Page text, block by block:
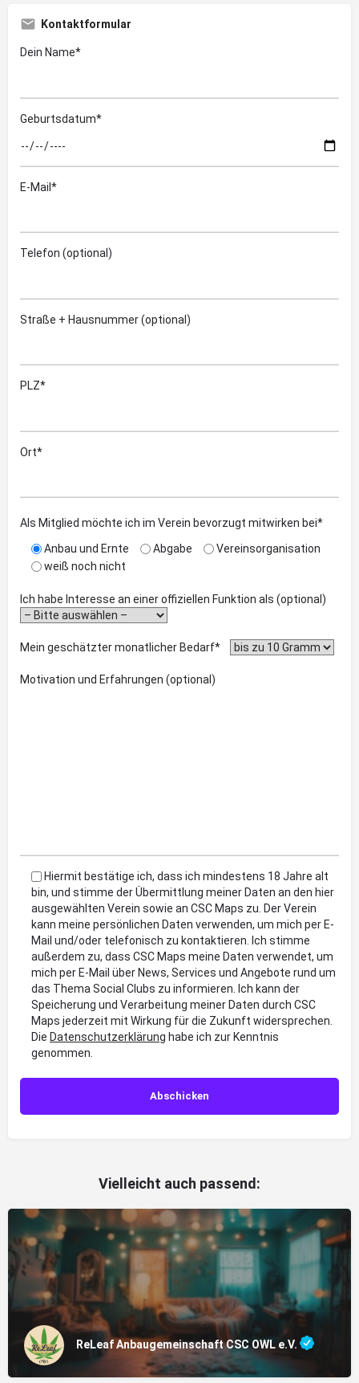
Kontaktformular
Dein Name*
Geburtsdatum*
E-Mail*
Telefon (optional)
Straße + Hausnummer (optional)
PLZ*
Ort*
Als Mitglied möchte ich im Verein bevorzugt mitwirken bei*
Anbau und Ernte
Abgabe
Vereinsorganisation
weiß noch nicht
Ich habe Interesse an einer offiziellen Funktion als (optional)
Mein geschätzter monatlicher Bedarf*
Motivation und Erfahrungen (optional)
Hiermit bestätige ich, dass ich mindestens 18 Jahre alt
bin, und stimme der Übermittlung meiner Daten an den hier
ausgewählten Verein sowie an CSC Maps zu. Der Verein
kann meine persönlichen Daten verwenden, um mich per E-
Mail und/oder telefonisch zu kontaktieren. Ich stimme
außerdem zu, dass CSC Maps meine Daten verwendet, um
mich per E-Mail über News, Services und Angebote rund um
das Thema Social Clubs zu informieren. Ich kann der
Speicherung und Verarbeitung meiner Daten durch CSC
Maps jederzeit mit Wirkung für die Zukunft widersprechen.
Die Datenschutzerklärung habe ich zur Kenntnis
genommen.
Vielleicht auch passend:
ReLeaf Anbaugemeinschaft CSC OWL e.V.